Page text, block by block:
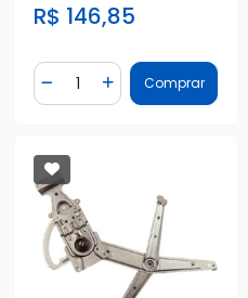
R$ 146,85
Diminuir Quantidade
Quantidade
Adicionar Quantidade
Comprar